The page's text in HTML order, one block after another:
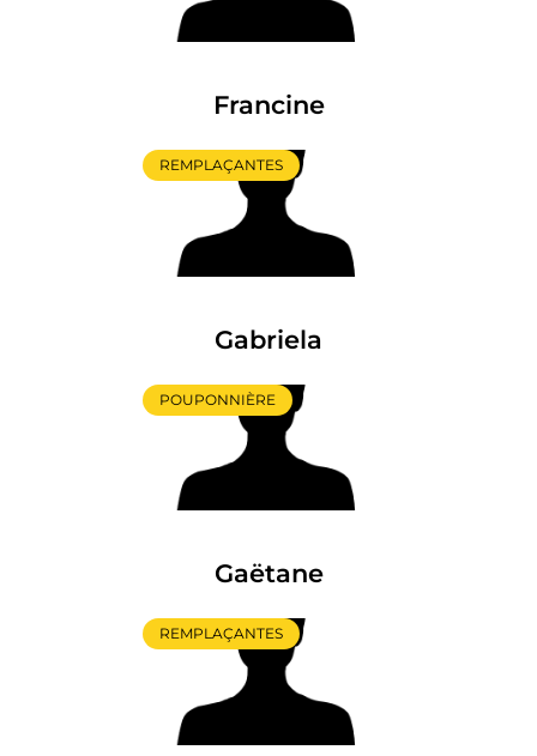
Francine
REMPLAÇANTES
Gabriela
POUPONNIÈRE
Gaëtane
REMPLAÇANTES